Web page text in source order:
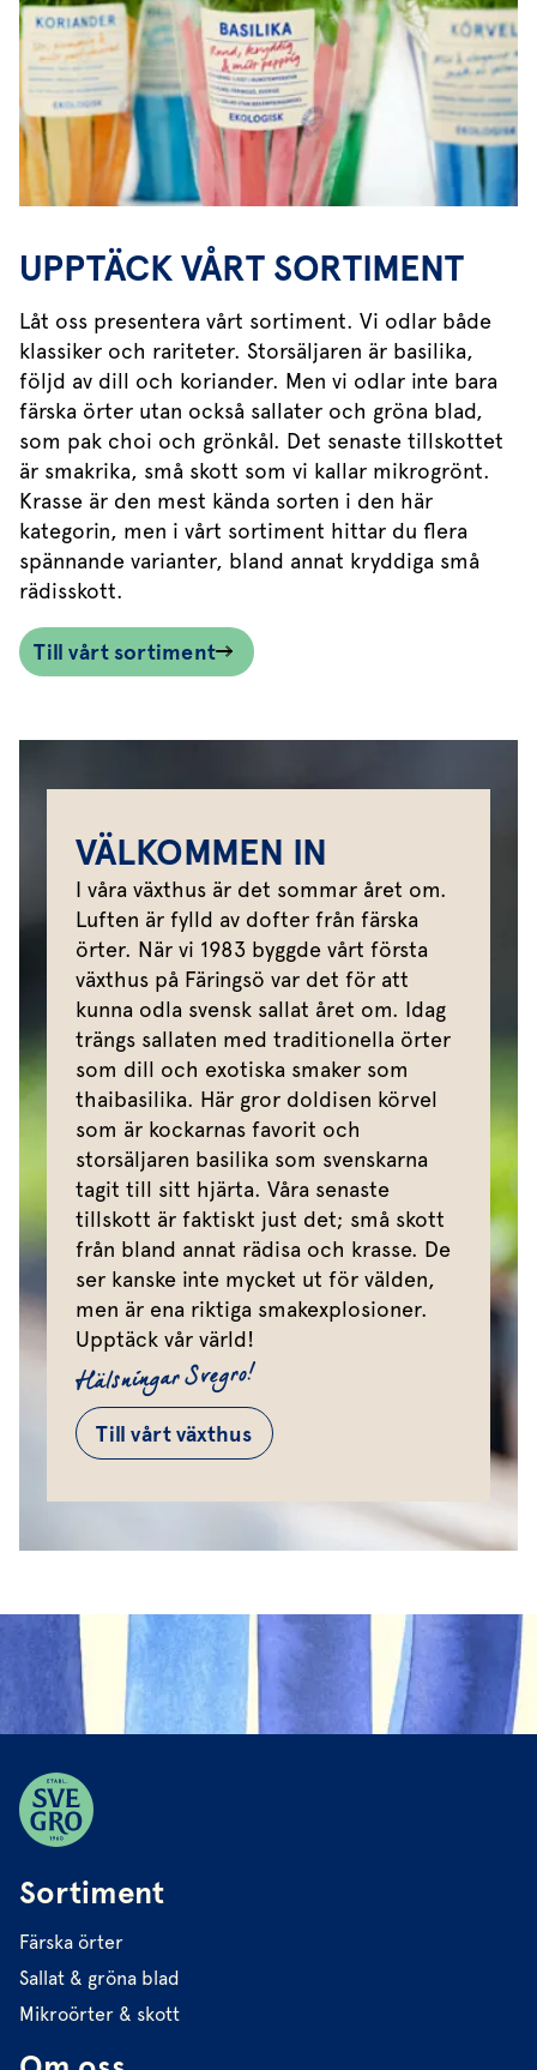
UPPTÄCK VÅRT SORTIMENT
Låt oss presentera vårt sortiment. Vi odlar både
klassiker och rariteter. Storsäljaren är basilika,
följd av dill och koriander. Men vi odlar inte bara
färska örter utan också sallater och gröna blad,
som pak choi och grönkål. Det senaste tillskottet
är smakrika, små skott som vi kallar mikrogrönt.
Krasse är den mest kända sorten i den här
kategorin, men i vårt sortiment hittar du flera
spännande varianter, bland annat kryddiga små
rädisskott.
Till vårt sortiment
VÄLKOMMEN IN
I våra växthus är det sommar året om.
Luften är fylld av dofter från färska
örter. När vi 1983 byggde vårt första
växthus på Färingsö var det för att
kunna odla svensk sallat året om. Idag
trängs sallaten med traditionella örter
som dill och exotiska smaker som
thaibasilika. Här gror doldisen körvel
som är kockarnas favorit och
storsäljaren basilika som svenskarna
tagit till sitt hjärta. Våra senaste
tillskott är faktiskt just det; små skott
från bland annat rädisa och krasse. De
ser kanske inte mycket ut för välden,
men är ena riktiga smakexplosioner.
Upptäck vår värld!
Hälsningar Svegro!
Till vårt växthus
Sortiment
Färska örter
Sallat & gröna blad
Mikroörter & skott